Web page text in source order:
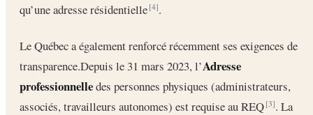
qu’une adresse résidentielle[4].
Le Québec a également renforcé récemment ses exigences de
transparence.Depuis le 31 mars 2023, l’Adresse
professionnelledes personnes physiques (administrateurs,
associés, travailleurs autonomes) est requise au REQ[3]. La